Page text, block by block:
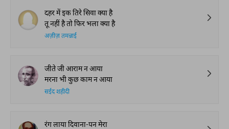
दहर में इक तिरे सिवा क्या है
तू नहीं है तो फिर भला क्या है
अज़ीज़ तमन्नाई
जीते जी आराम न आया
मरना भी कुछ काम न आया
सईद शहीदी
रंग लाया दिवाना-पन मेरा